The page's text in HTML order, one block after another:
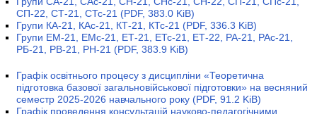
СП-22, СТ-21, СТс-21 (PDF, 383.0 KiB)
Групи КА-21, КАс-21, КТ-21, КТс-21 (PDF, 336.3 KiB)
Групи ЕМ-21, ЕМс-21, ЕТ-21, ЕТс-21, ЕТ-22, РА-21, РАс-21,
РБ-21, РВ-21, РН-21 (PDF, 383.9 KiB)
Графік освітнього процесу з дисципліни «Теоретична
підготовка базової загальновійськової підготовки» на весняний
семестр 2025-2026 навчального року (PDF, 91.2 KiB)
Графік проведення консультацій науково-педагогічними